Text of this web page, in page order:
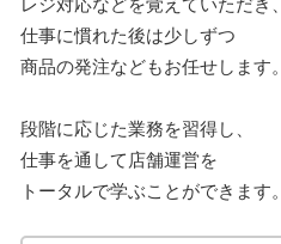
仕事に慣れた後は少しずつ
商品の発注などもお任せします。
段階に応じた業務を習得し、
仕事を通して店舗運営を
トータルで学ぶことができます。